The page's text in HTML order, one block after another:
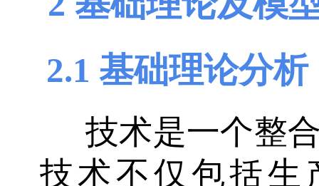
2.1 基础理论分析
技术是一个整
技术不仅包括生